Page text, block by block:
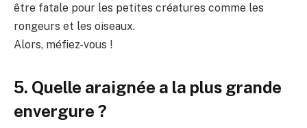
être fatale pour les petites créatures comme les
rongeurs et les oiseaux.
Alors, méfiez-vous !
5. Quelle araignée a la plus grande
envergure ?